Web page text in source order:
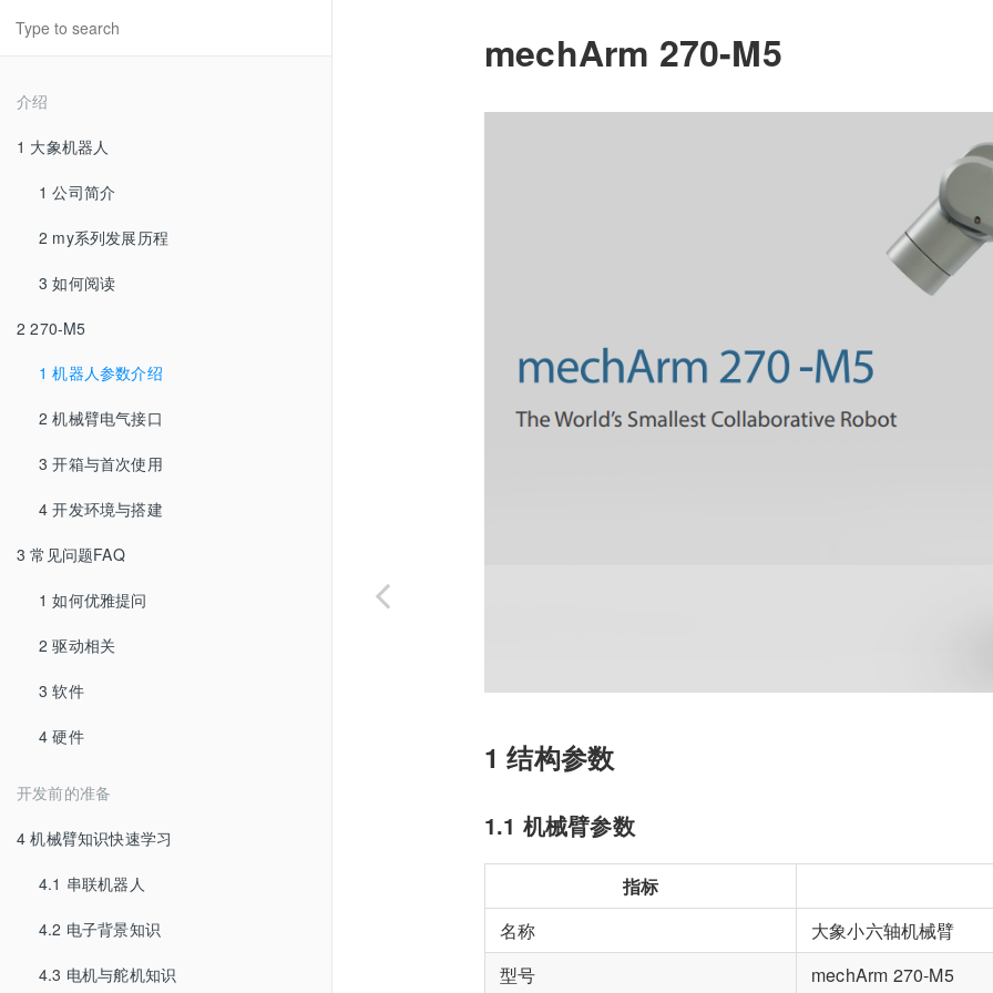
介绍
1 大象机器人
1 公司简介
2 my系列发展历程
3 如何阅读
2 270-M5
1 机器人参数介绍
2 机械臂电气接口
3 开箱与首次使用
4 开发环境与搭建
3 常见问题FAQ
1 如何优雅提问
2 驱动相关
3 软件
4 硬件
开发前的准备
4 机械臂知识快速学习
4.1 串联机器人
4.2 电子背景知识
4.3 电机与舵机知识
mechArm 270-M5
1 结构参数
1.1 机械臂参数
指标
名称
大象小六轴机械臂
型号
mechArm 270-M5